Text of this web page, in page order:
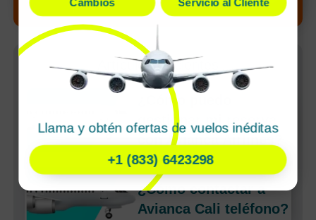
precio!
Artículos Recientes
¿Cómo puedo
gestionar mi reserva
con Avianca Airlines?
¿Cómo contactar a
Avianca Cali teléfono?
Llama y obtén ofertas de vuelos inéditas
+1 (833) 6423298